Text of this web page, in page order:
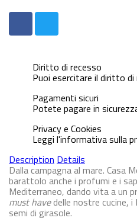
Diritto di recesso
Puoi esercitare il diritto di
Pagamenti sicuri
Potete pagare in
Privacy e Cookies
Leggi l'informativa sulla
Description Details
Dalla campagna al mare. Casa
barattolo anche i profumi e i
Mediterraneo, dando vita a un
must havedelle nostre cucine, i
semi di girasole.